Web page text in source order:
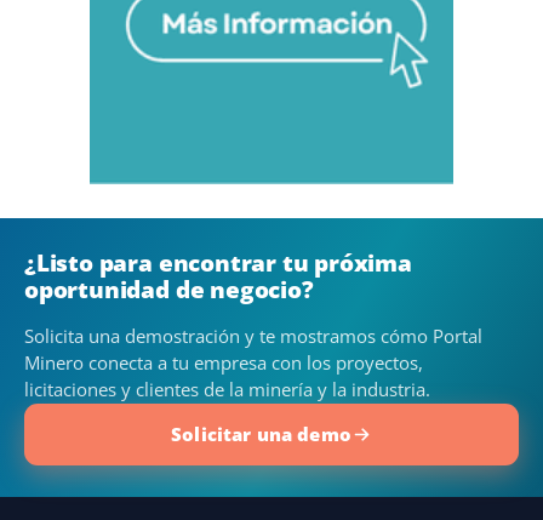
¿Listo para encontrar tu próxima
oportunidad de negocio?
Solicita una demostración y te mostramos cómo Portal
Minero conecta a tu empresa con los proyectos,
licitaciones y clientes de la minería y la industria.
Solicitar una demo